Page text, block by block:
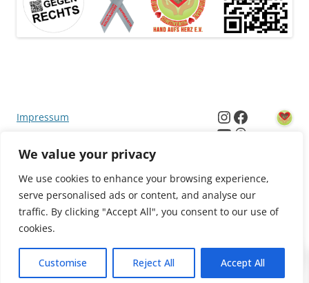
We value your privacy
We use cookies to enhance your browsing experience,
serve personalised ads or content, and analyse our
traffic. By clicking "Accept All", you consent to our use of
cookies.
Customise Reject All Accept All
Impressum
Datenschutzerklärung
AGB
Instagram
Facebook
YouTube
Threads